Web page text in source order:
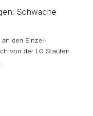
Schwache
den Einzel-
von der LG Staufen